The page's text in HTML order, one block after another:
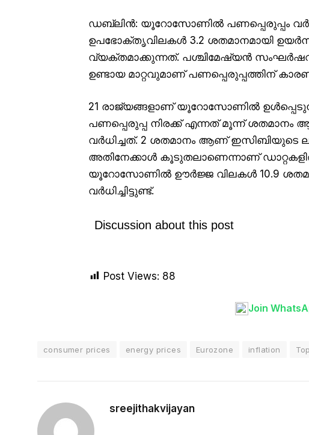
ഡബ്ലിൻ: യൂറോസോണിൽ പണപ്പെരുപ്പം
ഉപഭോക്തൃവിലകൾ 3.2 ശതമാനമായി
വ്യക്തമാക്കുന്നത്. പശ്ചിമേഷ്യൻ
ഉണ്ടായ മാറ്റവുമാണ് പണപ്പെരുപ്പത്തിന്
21 രാജ്യങ്ങളാണ് യൂറോസോണിൽ
പണപ്പെരുപ്പ നിരക്ക് എന്നത് മൂന്ന്
വർധിച്ചത്. 2 ശതമാനം ആണ് ഇസിബിയുടെ
അതിനേക്കാൾ കൂടുതലാണെന്നാണ്
യൂറോസോണിൽ ഊർജ്ജ വിലകൾ 10.9
വർധിച്ചിട്ടുണ്ട്.
Discussion about this post
Post Views: 88
Join
consumer prices energy prices Eurozone inflation
sreejithakvijayan